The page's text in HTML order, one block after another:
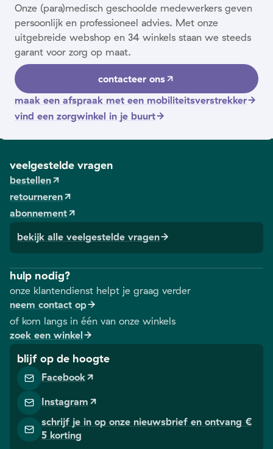
Onze (para)medisch geschoolde medewerkers geven
persoonlijk en professioneel advies. Met onze
uitgebreide webshop en 34 winkels staan we steeds
garant voor zorg op maat.
contacteer ons
maak een afspraak met een mobiliteitsverstrekker
vind een zorgwinkel in je buurt
veelgestelde vragen
bestellen
retourneren
abonnement
bekijk alle veelgestelde vragen
hulp nodig?
onze klantendienst helpt je graag verder
neem contact op
of kom langs in één van onze winkels
zoek een winkel
blijf op de hoogte
Facebook
Instagram
schrijf je in op onze nieuwsbrief en ontvang €
5 korting